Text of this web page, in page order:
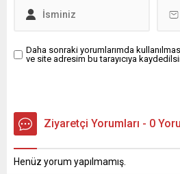
Daha sonraki yorumlarımda
ve site adresim bu tarayıcıya
Ziyaretçi Yorumları - 0
Henüz yorum yapılmamış.